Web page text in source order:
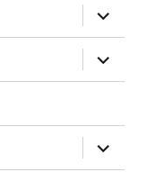
サ
ブ
メ
ニ
ュ
ー
開
サ
ブ
メ
ー
を
展
サ
ブ